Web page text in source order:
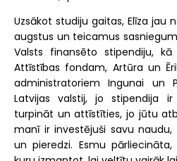
Uzsākot studiju gaitas, Elīza jau
augstus un teicamus
Valsts finansēto stipendiju, kā
Attīstības fondam, Artūra un
administratoriem Ingunai un
Latvijas valstij, jo stipendija
turpināt un attīstīties, jo jūtu
manī ir investējuši savu naudu,
un pieredzi. Esmu